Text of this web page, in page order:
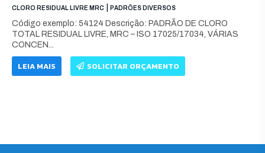
CLORO RESIDUAL LIVRE MRC PADRÕES DIVERSOS
Código exemplo: 54124 Descrição: PADRÃO DE CLORO
TOTAL RESIDUAL LIVRE, MRC – ISO 17025/17034, VÁRIAS
CONCEN...
LEIA MAIS SOLICITAR ORÇAMENTO